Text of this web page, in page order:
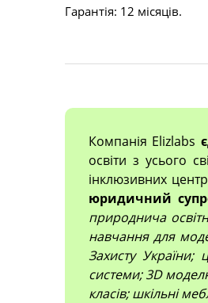
Гарантія: 12 місяців.
Компанія Elizlabs
освіти з усього
інклюзивних
юридичний
природнича
навчання для
Захисту України;
системи; 3D
класів; шкільні